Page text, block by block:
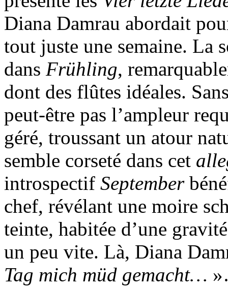
Diana Damrau abordait
tout juste une semaine. La
dans Frühling,
dont des flûtes idéales.
peut-être pas l’ampleur
géré, troussant un atour
semble corseté dans cet
introspectif September
chef, révélant une moire
teinte, habitée d’une
un peu vite. Là, Diana
Tag mich müd gemacht…